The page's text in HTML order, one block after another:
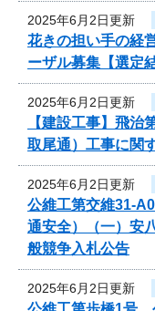
2025年6月2日更新
花きの担い手の経
ーザル募集【選定
2025年6月2日更新
【建設工事】飛
取尾通）工事に関
2025年6月2日更新
公維工第交維31-
通安全）（一）安
般競争入札公告
2025年6月2日更新